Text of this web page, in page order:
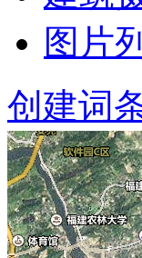
图片
创建词